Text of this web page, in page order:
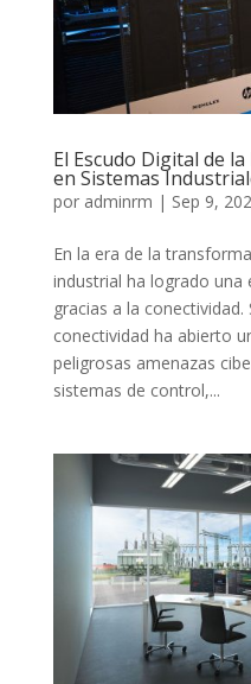
El Escudo Digital de
en Sistemas
por adminrm | Sep 9,
En la era de la
industrial ha logrado una
gracias a la
conectividad ha abierto
peligrosas amenazas
sistemas de control,...